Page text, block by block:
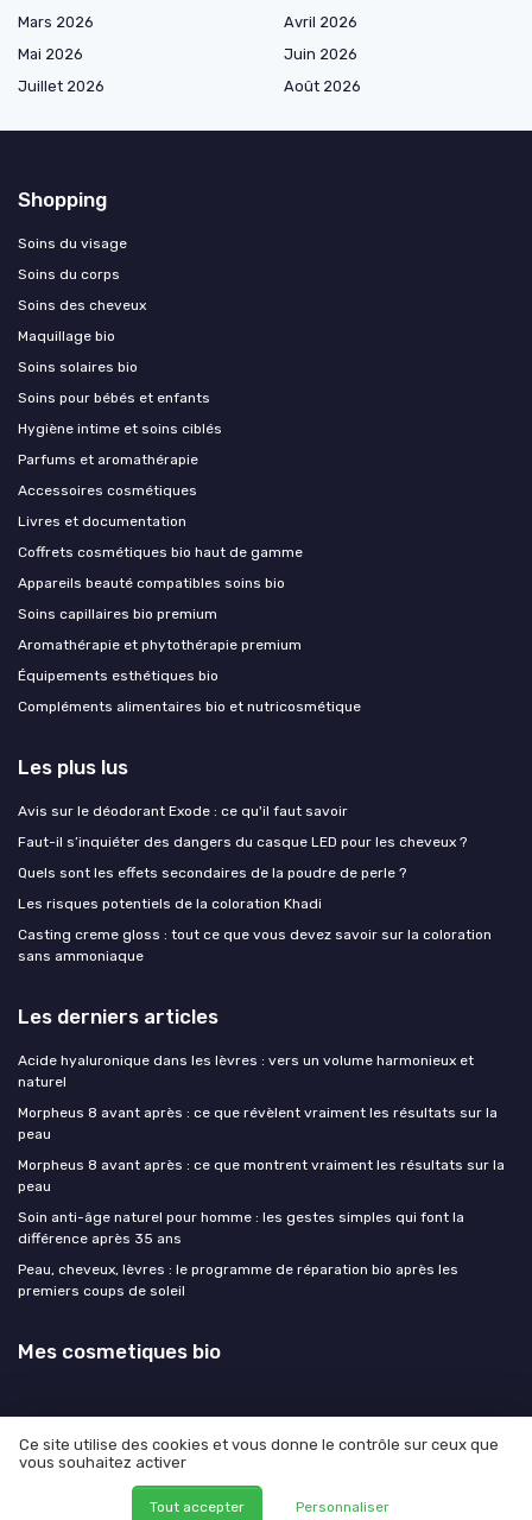
Mars 2026
Avril 2026
Mai 2026
Juin 2026
Juillet 2026
Août 2026
Shopping
Soins du visage
Soins du corps
Soins des cheveux
Maquillage bio
Soins solaires bio
Soins pour bébés et enfants
Hygiène intime et soins ciblés
Parfums et aromathérapie
Accessoires cosmétiques
Livres et documentation
Coffrets cosmétiques bio haut de gamme
Appareils beauté compatibles soins bio
Soins capillaires bio premium
Aromathérapie et phytothérapie premium
Équipements esthétiques bio
Compléments alimentaires bio et nutricosmétique
Les plus lus
Avis sur le déodorant Exode : ce qu'il faut savoir
Faut-il s’inquiéter des dangers du casque LED pour les cheveux ?
Quels sont les effets secondaires de la poudre de perle ?
Les risques potentiels de la coloration Khadi
Casting creme gloss : tout ce que vous devez savoir sur la coloration
sans ammoniaque
Les derniers articles
Acide hyaluronique dans les lèvres : vers un volume harmonieux et
naturel
Morpheus 8 avant après : ce que révèlent vraiment les résultats sur la
peau
Morpheus 8 avant après : ce que montrent vraiment les résultats sur la
peau
Soin anti-âge naturel pour homme : les gestes simples qui font la
différence après 35 ans
Peau, cheveux, lèvres : le programme de réparation bio après les
premiers coups de soleil
Mes cosmetiques bio
Mentions légales
© Mes cosmetiques bio 2026
Ce site utilise des cookies et vous donne le contrôle sur ceux que
vous souhaitez activer
Tout accepter Personnaliser